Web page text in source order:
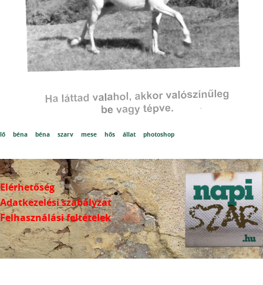
lő béna béna szarv mese hős állat photoshop
Elérhetőség
Adatkezelési szabályzat
Felhasználási feltételek